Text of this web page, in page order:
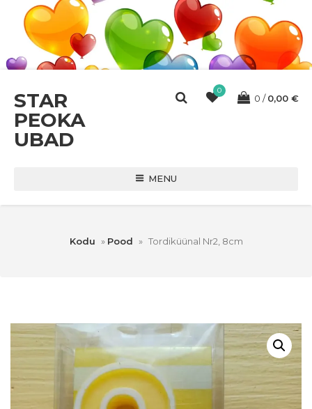
STAR
PEOKA
UBAD
0
0 0,00 €
MENU
Kodu » Pood » Tordiküünal Nr2, 8cm